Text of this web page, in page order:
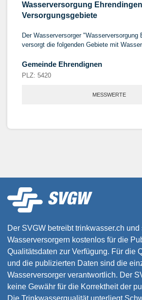
Wasserversorgung
Versorgungsgebiete
Der Wasserversorger "Wasserversorgung
versorgt die folgenden Gebiete mit
Gemeinde Ehrendignen
PLZ: 5420
MESSWERTE
Der SVGW betreibt trinkwasser.ch
Wasserversorgern kostenlos für die
Qualitätsdaten zur Verfügung. Für die
und die publizierten Daten sind die
Wasserversorger verantwortlich. Der
keine Gewähr für die Korrektheit der